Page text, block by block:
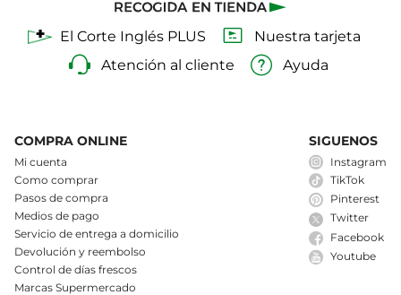
El Corte Inglés PLUS
Nuestra tarjeta
Atención al cliente
Ayuda
COMPRA ONLINE
Mi cuenta
Como comprar
Pasos de compra
Medios de pago
Servicio de entrega a domicilio
Devolución y reembolso
Control de días frescos
Marcas Supermercado
SIGUENOS
Instagram
TikTok
Pinterest
Twitter
Facebook
Youtube